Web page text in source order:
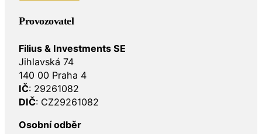
Provozovatel
Filius & Investments SE
Jihlavská 74
140 00 Praha 4
IČ: 29261082
DIČ: CZ29261082
Osobní odběr